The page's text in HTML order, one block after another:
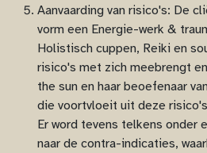
Aanvaarding van risico's: De
vorm een Energie-werk &
Holistisch cuppen, Reiki en
risico's met zich meebrengt
the sun en haar beoefenaar
die voortvloeit uit deze
Er word tevens telkens onder
naar de contra-indicaties,